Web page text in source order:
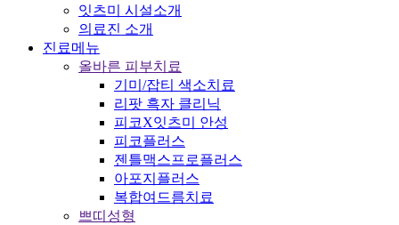
잇츠미 시설소개
의료진 소개
진료메뉴
올바른 피부치료
기미/잡티 색소치료
리팟 흑자 클리닉
피코X잇츠미 안성
피코플러스
젠틀맥스프로플러스
아포지플러스
복합여드름치료
쁘띠성형